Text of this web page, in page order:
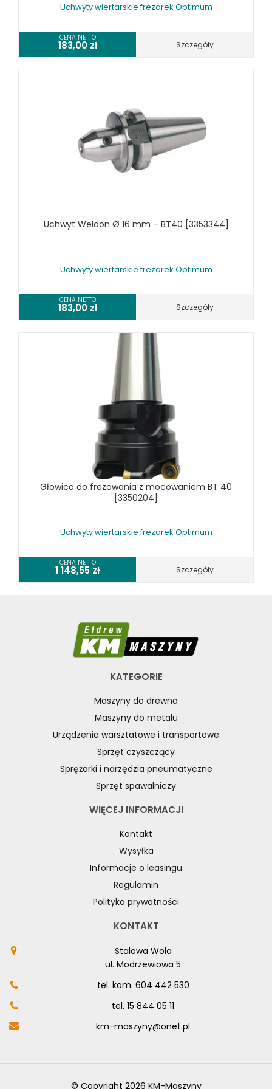
WYKRAWARKI DO BLACHY, PNEUMATYCZNE
ZAGINARKI DO BLACHY, MECHANICZNE
ŻŁOBIARKI DO BLACHY
OŚWIETLENIE PRZEMYSŁOWE LED
WYPOSAŻENIE FREZAREK OPTIMUM
WYPOSAŻENIE PIŁ TARCZOWYCH OPTIMUM
WYPOSAŻENIE PIŁ TAŚMOWYCH OPTIMUM
WYPOSAŻENIE TOKAREK OPTIMUM
SPRĘŻARKI I NARZĘDZIA PNEUMATYCZNE
Uchwyty wiertarskie frezarek Optimum
CENA NETTO
183,00 zł Szczegóły
Uchwyt Weldon Ø 16 mm – BT40 [3353344]
Uchwyty wiertarskie frezarek Optimum
CENA NETTO
183,00 zł Szczegóły
Głowica do frezowania z mocowaniem BT 40
[3350204]
Uchwyty wiertarskie frezarek Optimum
CENA NETTO
1 148,55 zł Szczegóły
KATEGORIE
Maszyny do drewna
Maszyny do metalu
Urządzenia warsztatowe i transportowe
Sprzęt czyszczący
Sprężarki i narzędzia pneumatyczne
Sprzęt spawalniczy
WIĘCEJ INFORMACJI
Kontakt
Wysyłka
Informacje o leasingu
Regulamin
Polityka prywatności
KONTAKT
Stalowa Wola
ul. Modrzewiowa 5
tel. kom. 604 442 530
tel. 15 844 05 11
km-maszyny@onet.pl
© Copyright 2026 KM-Maszyny